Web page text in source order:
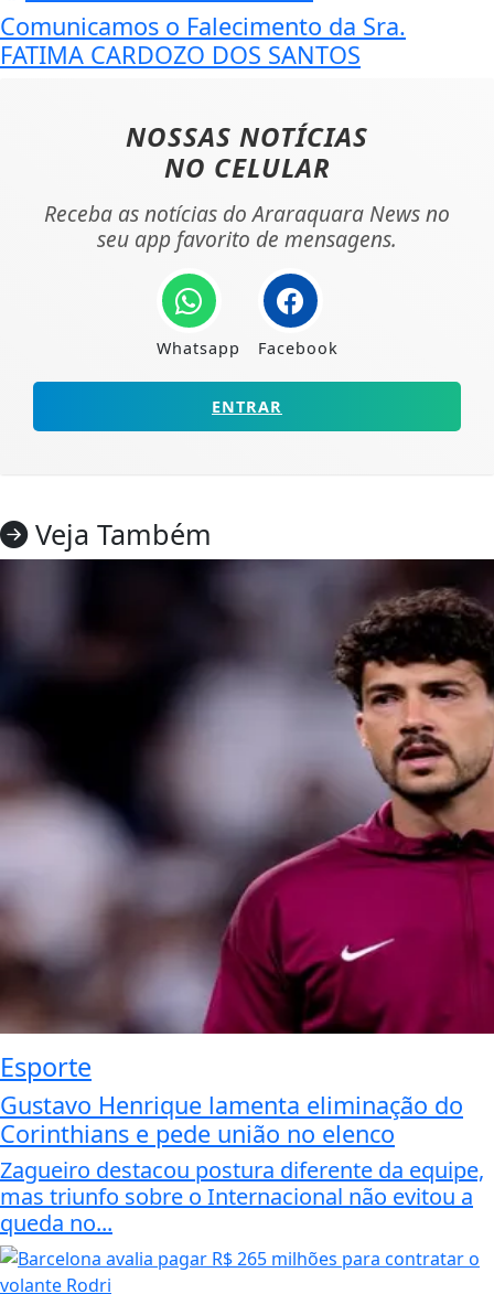
Comunicamos o Falecimento da Sra.
FATIMA CARDOZO DOS SANTOS
NOSSAS NOTÍCIAS
NO CELULAR
Receba as notícias do Araraquara News no
seu app favorito de mensagens.
Whatsapp Facebook
ENTRAR
Veja Também
Esporte
Gustavo Henrique lamenta eliminação do
Corinthians e pede união no elenco
Zagueiro destacou postura diferente da equipe,
mas triunfo sobre o Internacional não evitou a
queda no...